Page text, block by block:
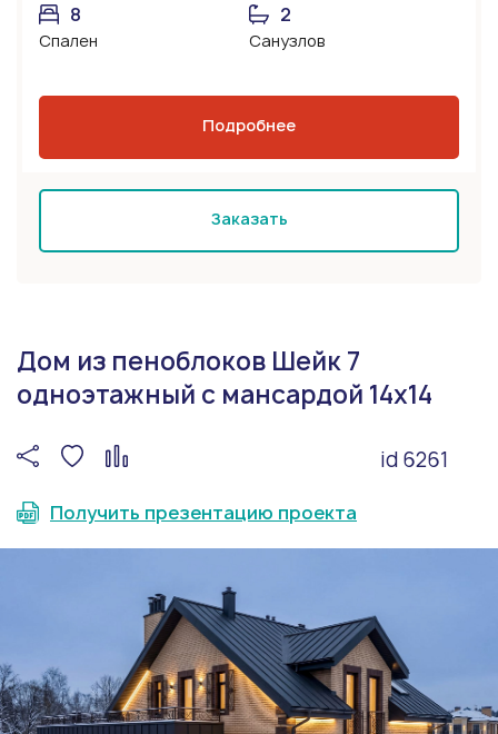
8
Спален
2
Санузлов
Подробнее
Заказать
Дом из пеноблоков Шейк 7
одноэтажный с мансардой 14х14
id 6261
Получить презентацию проекта